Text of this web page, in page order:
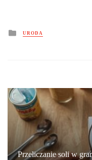
Posted
in
URODA
Przeliczanie soli w